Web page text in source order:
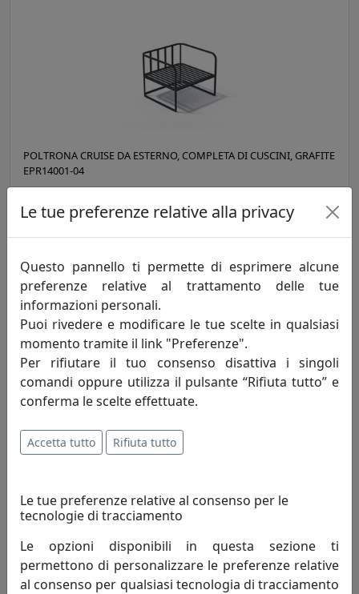
POLTRONA CRUISE DA ESTERNO, COMPLETA DI CUSCINI, GRAFITE
EPR14001-04
2.351,00 €
POLTRONA CRUISE DA ESTERNO, COMPLETA DI CUSCINI, NERO
Le tue preferenze relative alla privacy
Questo pannello ti permette di esprimere alcune
preferenze relative al trattamento delle tue
informazioni personali.
Puoi rivedere e modificare le tue scelte in qualsiasi
momento tramite il link "Preferenze".
Per rifiutare il tuo consenso disattiva i singoli
comandi oppure utilizza il pulsante “Rifiuta tutto” e
conferma le scelte effettuate.
Accetta tutto Rifiuta tutto
Le tue preferenze relative al consenso per le
tecnologie di tracciamento
Le opzioni disponibili in questa sezione ti
permettono di personalizzare le preferenze relative
al consenso per qualsiasi tecnologia di tracciamento